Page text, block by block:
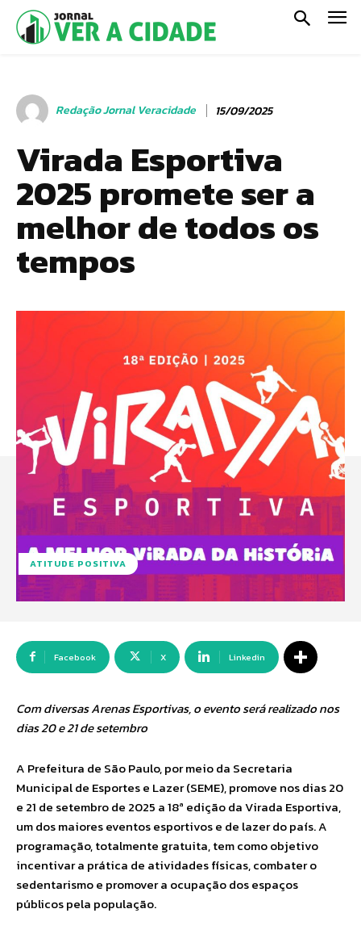
Redação Jornal Veracidade 15/09/2025
Virada Esportiva
2025 promete ser a
melhor de todos os
tempos
ATITUDE POSITIVA
Facebook X Linkedin
Com diversas Arenas Esportivas, o evento será realizado nos
dias 20 e 21 de setembro
A Prefeitura de São Paulo, por meio da Secretaria
Municipal de Esportes e Lazer (SEME), promove nos dias 20
e 21 de setembro de 2025 a 18ª edição da Virada Esportiva,
um dos maiores eventos esportivos e de lazer do país. A
programação, totalmente gratuita, tem como objetivo
incentivar a prática de atividades físicas, combater o
sedentarismo e promover a ocupação dos espaços
públicos pela população.